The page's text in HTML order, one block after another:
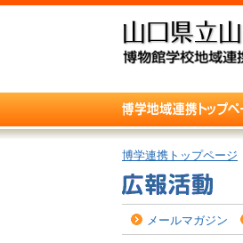
博学連携トップページ
メールマガジン